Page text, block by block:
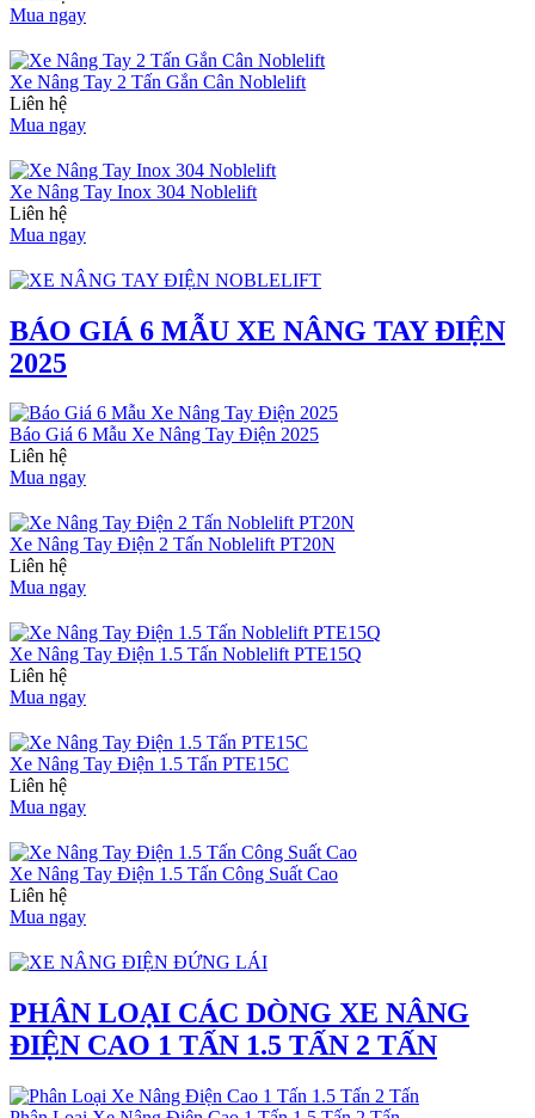
Mua ngay
Xe Nâng Tay 2 Tấn Gắn Cân Noblelift
Liên hệ
Mua ngay
Xe Nâng Tay Inox 304 Noblelift
Liên hệ
Mua ngay
BÁO GIÁ 6 MẪU XE NÂNG TAY ĐIỆN
2025
Báo Giá 6 Mẫu Xe Nâng Tay Điện 2025
Liên hệ
Mua ngay
Xe Nâng Tay Điện 2 Tấn Noblelift PT20N
Liên hệ
Mua ngay
Xe Nâng Tay Điện 1.5 Tấn Noblelift PTE15Q
Liên hệ
Mua ngay
Xe Nâng Tay Điện 1.5 Tấn PTE15C
Liên hệ
Mua ngay
Xe Nâng Tay Điện 1.5 Tấn Công Suất Cao
Liên hệ
Mua ngay
PHÂN LOẠI CÁC DÒNG XE NÂNG
ĐIỆN CAO 1 TẤN 1.5 TẤN 2 TẤN